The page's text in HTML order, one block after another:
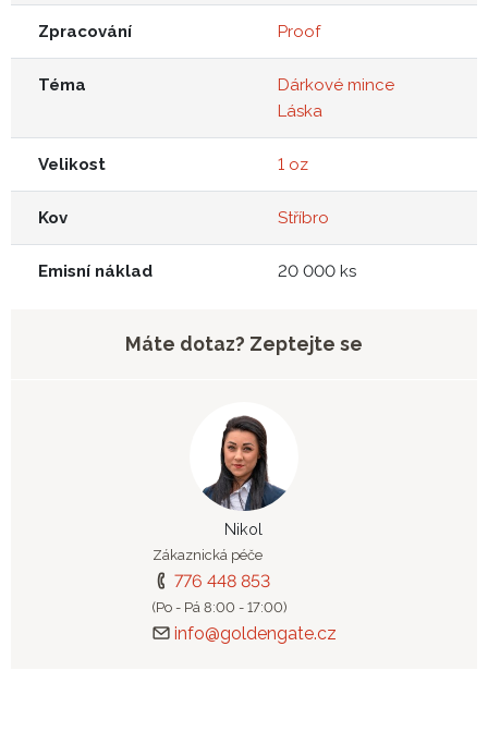
Zpracování Proof
Téma
Dárkové mince
Láska
Velikost 1 oz
Kov Stříbro
Emisní náklad 20 000 ks
Máte dotaz? Zeptejte se
Nikol
Zákaznická péče
776 448 853
(Po - Pá 8:00 - 17:00)
info@goldengate.cz